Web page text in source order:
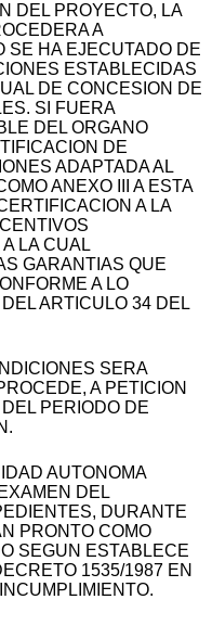
DEL PROYECTO, LA
A
SE HA EJECUTADO DE
ESTABLECIDAS
DE CONCESION DE
SI FUERA
DEL ORGANO
DE
ADAPTADA AL
ANEXO III A ESTA
A LA
LA CUAL
GARANTIAS QUE
A LO
ARTICULO 34 DEL
SERA
A PETICION
PERIODO DE
AUTONOMA
DEL
DURANTE
PRONTO COMO
SEGUN ESTABLECE
1535/1987 EN